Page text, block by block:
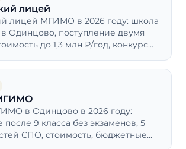
лицей
лицей МГИМО в 2026 году: школа
в Одинцово, поступление двумя
до 1,3 млн ₽/год, конкурс
в Одинцово в 2026 году:
после 9 класса без экзаменов, 5
СПО, стоимость, бюджетные